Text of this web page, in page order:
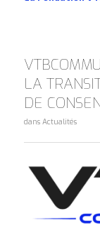
LA
DE
dans Actualités